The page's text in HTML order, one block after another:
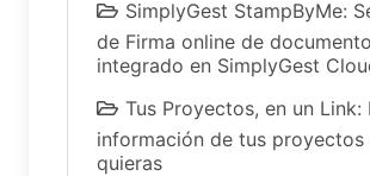
SimplyGest StampByMe:
de Firma online de
integrado en SimplyGest
Tus Proyectos, en un Link:
información de tus proyectos
quieras